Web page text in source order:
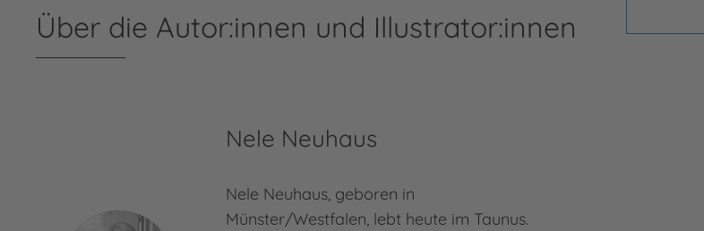
Über die Autor:innen und Illustrator:innen
Nele Neuhaus
Nele Neuhaus, geboren in
Münster/Westfalen, lebt heute im Taunus.